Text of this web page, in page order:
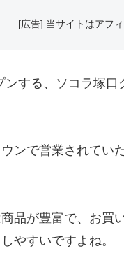
[広告] 当サイトはアフ
ンする、ソコラ塚
ンで営業されてい
品が豊富で、お買
やすいですよね。